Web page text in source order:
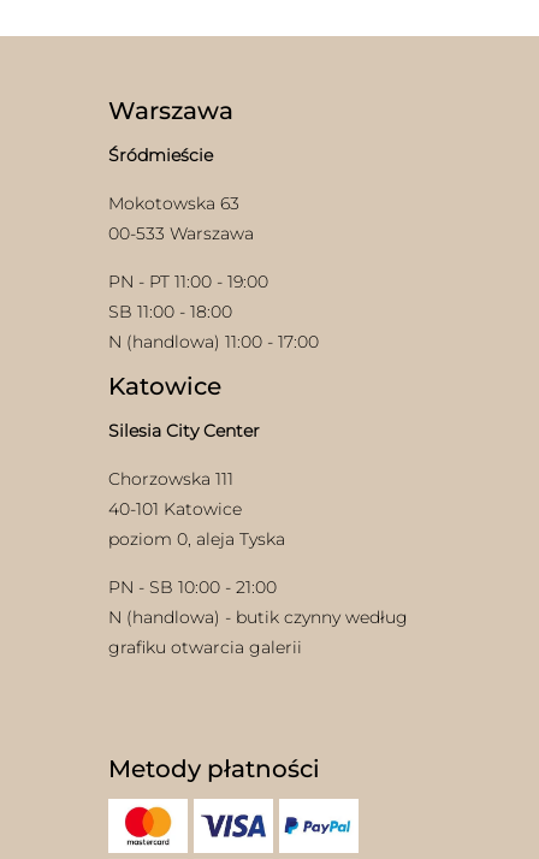
Warszawa
Śródmieście
Mokotowska 63
00-533 Warszawa
PN - PT 11:00 - 19:00
SB 11:00 - 18:00
N (handlowa) 11:00 - 17:00
Katowice
Silesia City Center
Chorzowska 111
40-101 Katowice
poziom 0, aleja Tyska
PN - SB 10:00 - 21:00
N (handlowa) - butik czynny według
grafiku otwarcia galerii
Metody płatności